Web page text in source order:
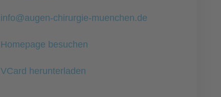
info@augen-chirurgie-muenchen.de
Homepage besuchen
VCard herunterladen